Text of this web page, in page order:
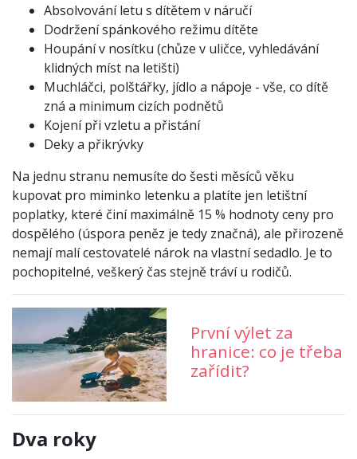
Absolvování letu s dítětem v náručí
Dodržení spánkového režimu dítěte
Houpání v nosítku (chůze v uličce, vyhledávání
klidných míst na letišti)
Muchláčci, polštářky, jídlo a nápoje - vše, co dítě
zná a minimum cizích podnětů
Kojení při vzletu a přistání
Deky a přikrývky
Na jednu stranu nemusíte do šesti měsíců věku
kupovat pro miminko letenku a platíte jen letištní
poplatky, které činí maximálně 15 % hodnoty ceny pro
dospělého (úspora peněz je tedy značná), ale přirozeně
nemají malí cestovatelé nárok na vlastní sedadlo. Je to
pochopitelné, veškerý čas stejně tráví u rodičů.
První výlet za
hranice: co je třeba
zařídit?
Dva roky